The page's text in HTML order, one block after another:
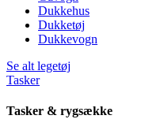
Dukkehus
Dukketøj
Dukkevogn
Se alt legetøj
Tasker
Tasker & rygsække